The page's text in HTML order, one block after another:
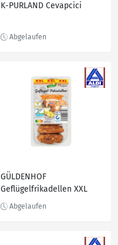
K-PURLAND Cevapcici
GÜLDENHOF
Geflügelfrikadellen XXL